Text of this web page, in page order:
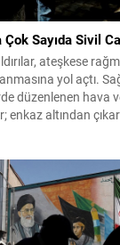
Çok Sayıda Sivil
ateşkese
yol açtı.
düzenlenen hava
enkaz altından
cenaze törenleri ve